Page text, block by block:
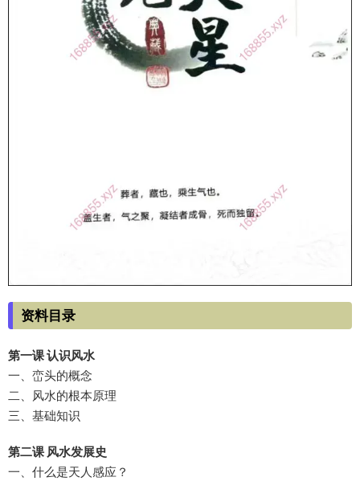
资料目录
第一课 认识风水
一、峦头的概念
二、风水的根本原理
三、基础知识
第二课 风水发展史
一、什么是天人感应？